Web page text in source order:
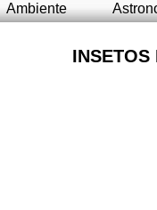
Ambiente
INSETOS